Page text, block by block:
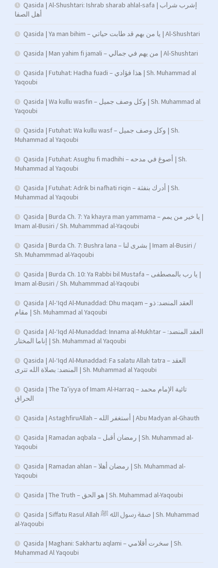
Qasida | Al-Shushtari: Ishrab sharab ahlal-safa | إشرب شراب
أهل الصفا
Qasida | Ya man bihim – يا من بهم قد طابت حياتي | Al-Shushtari
Qasida | Man yahim fi jamali – من يهم في جمالي | Al-Shushtari
Qasida | Futuhat: Hadha fuadi – هذا فؤادي | Sh. Muhammad al
Yaqoubi
Qasida | Wa kullu wasfin – وكل وصف جميل | Sh. Muhammad al
Yaqoubi
Qasida | Futuhat: Wa kullu wasf – وكل وصف جميل | Sh.
Muhammad al Yaqoubi
Qasida | Futuhat: Asughu fi madhihi – أصوغ في مدحه | Sh.
Muhammad al Yaqoubi
Qasida | Futuhat: Adrik bi nafhati riqin – أدرك بنفثة | Sh.
Muhammad al Yaqoubi
Qasida | Burda Ch. 7: Ya khayra man yammama – يا خير من يمم |
Imam al-Busiri / Sh. Muhammmad al-Yaqoubi
Qasida | Burda Ch. 7: Bushra lana – بشرى لنا | Imam al-Busiri /
Sh. Muhammmad al-Yaqoubi
Qasida | Burda Ch. 10: Ya Rabbi bil Mustafa – يا رب بالمصطفى |
Imam al-Busiri / Sh. Muhammmad al-Yaqoubi
Qasida | Al-‘Iqd Al-Munaddad: Dhu maqam – العقد المنضد: ذو
مقام | Sh. Muhammad al Yaqoubi
Qasida | Al-‘Iqd Al-Munaddad: Innama al-Mukhtar – العقد المنضد:
إناما المختار | Sh. Muhammad al Yaqoubi
Qasida | Al-‘Iqd Al-Munaddad: Fa salatu Allah tatra – العقد
المنضد: بصلاة الله تترى | Sh. Muhammad al Yaqoubi
Qasida | The Ta’iyya of Imam Al-Harraq – تائية الإمام محمد
الحراق
Qasida | AstaghfiruAllah – أستغفر الله | Abu Madyan al-Ghauth
Qasida | Ramadan aqbala – رمضان أقبل | Sh. Muhammad al-
Yaqoubi
Qasida | Ramadan ahlan – رمضان أهلا | Sh. Muhammad al-
Yaqoubi
Qasida | The Truth – هو الحق | Sh. Muhammad al-Yaqoubi
Qasida | Siffatu Rasul Allah صفة رسول الله ﷺ | Sh. Muhammad
al-Yaqoubi
Qasida | Maghani: Sakhartu aqlami – سخرت أقلامي | Sh.
Muhammad Al Yaqoubi